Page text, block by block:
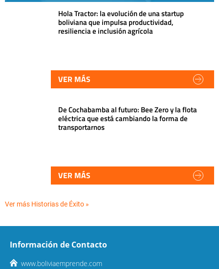
Hola Tractor: la evolución de una startup
boliviana que impulsa productividad,
resiliencia e inclusión agrícola
VER MÁS
De Cochabamba al futuro: Bee Zero y la flota
eléctrica que está cambiando la forma de
transportarnos
VER MÁS
Ver más Historias de Éxito »
Información de Contacto
www.boliviaemprende.com